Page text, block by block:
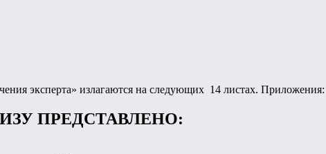
эксперта» излагаются на следующих 14 листах. Приложения:
ПРЕДСТАВЛЕНО: